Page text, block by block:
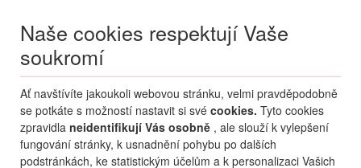
Naše cookies respektují Vaše
soukromí
Ať navštívíte jakoukoli webovou stránku, velmi pravděpodobně
se potkáte s možností nastavit si své cookies. Tyto cookies
zpravidla neidentifikují Vás osobně , ale slouží k vylepšení
fungování stránky, k usnadnění pohybu po dalších
podstránkách, ke statistickým účelům a k personalizaci Vašich
Menu
MojePřihlášení
Destinace nerozhoduje
01.01.-31.12.•2 osoby